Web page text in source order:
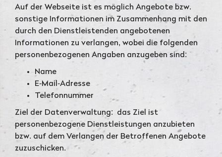
Auf der Webseite ist es möglich Angebote bzw.
sonstige Informationen im Zusammenhang mit den
durch den Dienstleistenden angebotenen
Informationen zu verlangen, wobei die folgenden
personenbezogenen Angaben anzugeben sind:
Name
E-Mail-Adresse
Telefonnummer
Ziel der Datenverwaltung: das Ziel ist
personenbezogene Dienstleistungen anzubieten
bzw. auf dem Verlangen der Betroffenen Angebote
zuzuschicken.